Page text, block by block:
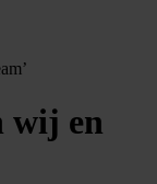
wij en